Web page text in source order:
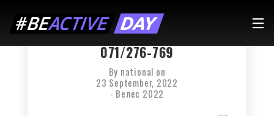
ТЕРТАНА, КИК БОК, КРОСФИТ –
РДЕ БУДО ФИТНЕС ЦЕНТАР –
071/276-769
By national on
23 September, 2022
- Велес 2022